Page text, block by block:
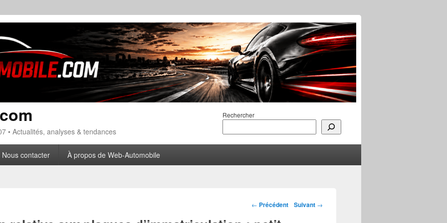
Rechercher
• Actualités, analyses & tendances
Nous contacter À propos de Web-Automobile
Navigation des
← Précédent Suivant →